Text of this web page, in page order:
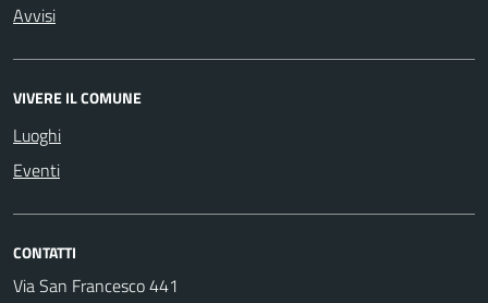
Avvisi
VIVERE IL COMUNE
Luoghi
Eventi
CONTATTI
Via San Francesco 441